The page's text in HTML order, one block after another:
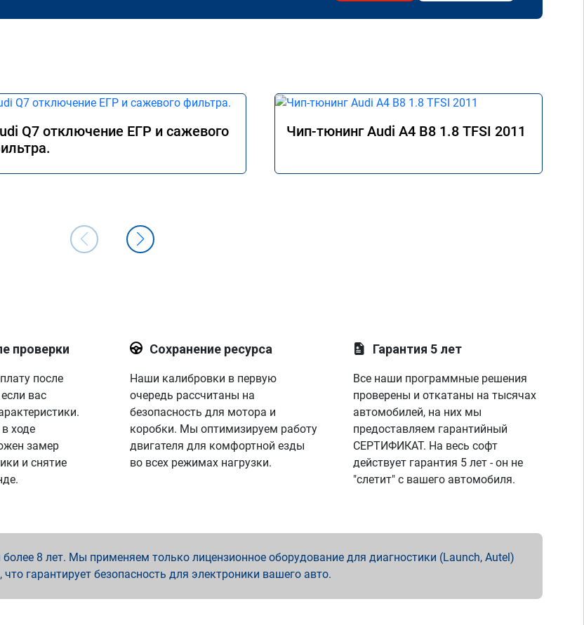
Q7 отключение ЕГР и сажевого
Чип-тюнинг Audi A4 B8 1.8 TFSI 2011
проверки
после
вас
ходе
замер
и снятие
Сохранение ресурса
Наши калибровки в первую
очередь рассчитаны на
безопасность для мотора и
коробки. Мы оптимизируем работу
двигателя для комфортной езды
во всех режимах нагрузки.
Гарантия 5 лет
Все наши программные решения
проверены и откатаны на тысячах
автомобилей, на них мы
предоставляем гарантийный
СЕРТИФИКАТ. На весь софт
действует гарантия 5 лет - он не
"слетит" с вашего автомобиля.
8 лет. Мы применяем только лицензионное оборудование для диагностики (Launch, Autel)
гарантирует безопасность для электроники вашего авто.